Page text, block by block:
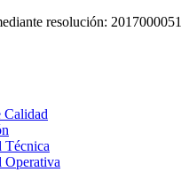
resolución:
Calidad
Técnica
Operativa